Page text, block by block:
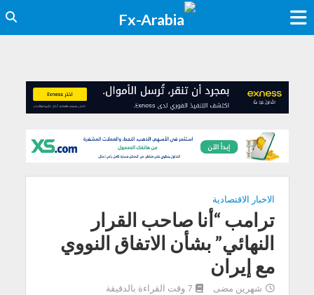
الاخبار الاقتصادية
ترامب “أنا صاحب القرار
النهائي” بشأن الاتفاق النووي
مع إيران
شهرين مضى 7 وقت القراءة بالدقيقة